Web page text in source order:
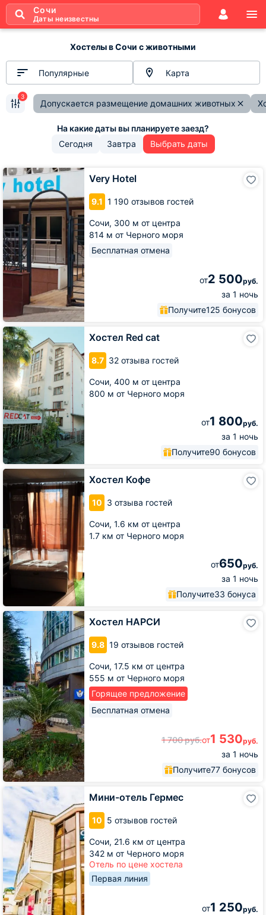
Сочи
Даты неизвестны
Хостелы в Сочи с животными
Популярные Карта
Допускается размещение домашних животных
3
Сегодня Завтра Выбрать даты
Very Hotel
9.1 1 190 отзывов гостей
Сочи, 300 м от центра
814 м от Черного моря
Бесплатная отмена
от2 500руб.
за 1 ночь
Получите125 бонусов
Very
Hotel
Хостел Red cat
8.7 32 отзыва гостей
Сочи, 400 м от центра
800 м от Черного моря
от1 800руб.
за 1 ночь
Получите90 бонусов
Хостел
Red
cat
Хостел Кофе
10 3 отзыва гостей
Сочи, 1.6 км от центра
1.7 км от Черного моря
от650руб.
за 1 ночь
Получите33 бонуса
Хостел
Кофе
Хостел НАРСИ
9.8 19 отзывов гостей
Сочи, 17.5 км от центра
555 м от Черного моря
Горящее предложение
Бесплатная отмена
1 700руб.от1 530руб.
за 1 ночь
Получите77 бонусов
Хостел
НАРСИ
Мини-отель Гермес
10 5 отзывов гостей
Сочи, 21.6 км от центра
342 м от Черного моря
Отель по цене хостела
Первая линия
от1 250руб.
Мини-
отель
Гермес